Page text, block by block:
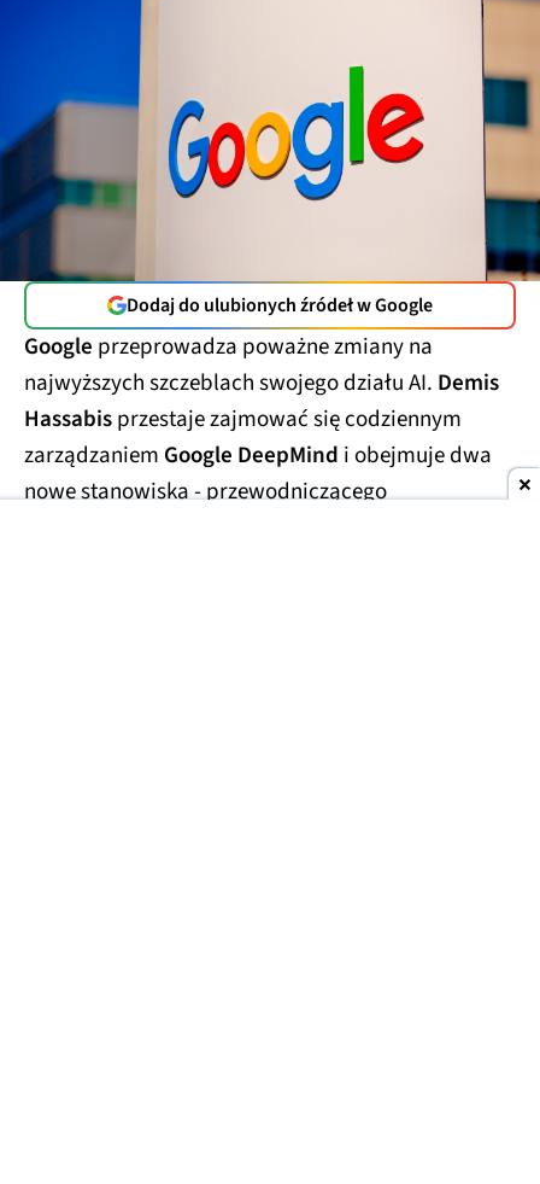
Dodaj do ulubionych źródeł w Google
Google przeprowadza poważne zmiany na
najwyższych szczeblach swojego działu AI. Demis
Hassabisprzestaje zajmować się codziennym
zarządzaniem Google DeepMind i obejmuje dwa
nowe stanowiska - przewodniczącego